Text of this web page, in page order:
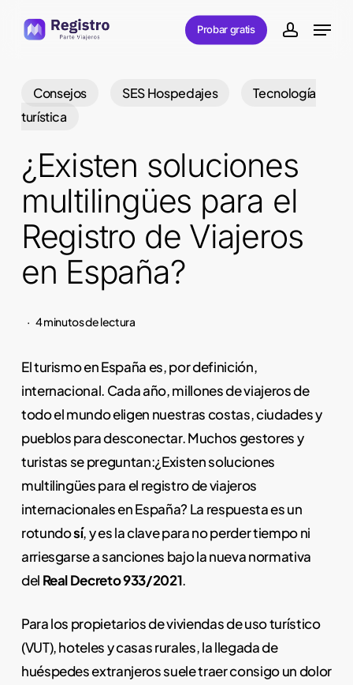
Probar gratis account
Menu
Consejos SES Hospedajes
Tecnología
turística
¿Existen soluciones
multilingües para el
Registro de Viajeros
en España?
4 minutos de lectura
El turismo en España es, por definición,
internacional. Cada año, millones de viajeros de
todo el mundo eligen nuestras costas, ciudades y
pueblos para desconectar. Muchos gestores y
turistas se preguntan:¿Existen soluciones
multilingües para el registro de viajeros
internacionales en España? La respuesta es un
rotundosí, y es la clave para no perder tiempo ni
arriesgarse a sanciones bajo la nueva normativa
del Real Decreto 933/2021.
Para los propietarios de viviendas de uso turístico
(VUT), hoteles y casas rurales, la llegada de
huéspedes extranjeros suele traer consigo un dolor